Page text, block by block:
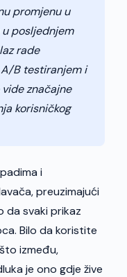
promjenu u
posljednjem
rade
B testiranjem i
značajne
korisničkog
i
preuzimajući
da svaki prikaz
Bilo da koristite
između,
je ono gdje žive